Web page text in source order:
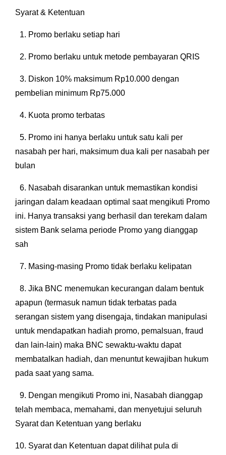
Syarat & Ketentuan
1.⁠ ⁠Promo berlaku setiap hari
2.⁠ ⁠Promo berlaku untuk metode pembayaran QRIS
3.⁠ ⁠Diskon 10% maksimum Rp10.000 dengan
pembelian minimum Rp75.000
4.⁠ ⁠Kuota promo terbatas
5.⁠ ⁠Promo ini hanya berlaku untuk satu kali per
nasabah per hari, maksimum dua kali per nasabah per
bulan
6.⁠ ⁠Nasabah disarankan untuk memastikan kondisi
jaringan dalam keadaan optimal saat mengikuti Promo
ini. Hanya transaksi yang berhasil dan terekam dalam
sistem Bank selama periode Promo yang dianggap
sah
7.⁠ ⁠Masing-masing Promo tidak berlaku kelipatan
8.⁠ ⁠Jika BNC menemukan kecurangan dalam bentuk
apapun (termasuk namun tidak terbatas pada
serangan sistem yang disengaja, tindakan manipulasi
untuk mendapatkan hadiah promo, pemalsuan, fraud
dan lain-lain) maka BNC sewaktu-waktu dapat
membatalkan hadiah, dan menuntut kewajiban hukum
pada saat yang sama.
9.⁠ ⁠Dengan mengikuti Promo ini, Nasabah dianggap
telah membaca, memahami, dan menyetujui seluruh
Syarat dan Ketentuan yang berlaku
10.⁠ ⁠Syarat dan Ketentuan dapat dilihat pula di